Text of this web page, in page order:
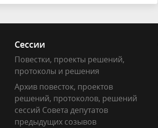
Сессии
Повестки, проекты решений,
протоколы и решения
Архив повесток, проектов
решений, протоколов, решений
сессий Совета депутатов
предыдущих созывов